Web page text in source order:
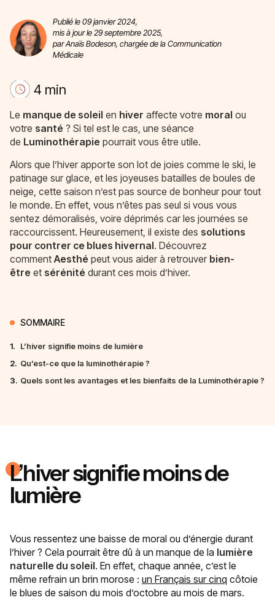
Publié le 09 janvier 2024,
mis à jour le 29 septembre 2025,
par Anaïs Bodeson, chargée de la Communication
Médicale
4 min
Le manque de soleil en hiver affecte votre moral ou
votre santé ? Si tel est le cas, une séance
de Luminothérapie pourrait vous être utile.
Alors que l’hiver apporte son lot de joies comme le ski, le
patinage sur glace, et les joyeuses batailles de boules de
neige, cette saison n’est pas source de bonheur pour tout
le monde. En effet, vous n’êtes pas seul si vous vous
sentez démoralisés, voire déprimés car les journées se
raccourcissent. Heureusement, il existe des solutions
pour contrer ce blues hivernal. Découvrez
commentAesthé peut vous aider à retrouver bien-
être et sérénité durant ces mois d’hiver.
SOMMAIRE
1.
L’hiver signifie moins de lumière
2. Qu’est-ce que la luminothérapie ?
3. Quels sont les avantages et les bienfaits de la Luminothérapie ?
L’hiver signifie moins de
lumière
Vous ressentez une baisse de moral ou d’énergie durant
l’hiver ? Cela pourrait être dû à un manque de la lumière
naturelle du soleil. En effet, chaque année, c’est le
même refrain un brin morose : un Français sur cinq côtoie
le blues de saison du mois d’octobre au mois de mars.